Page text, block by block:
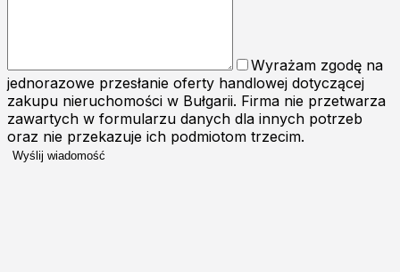
Wyrażam zgodę na
jednorazowe przesłanie oferty handlowej dotyczącej
zakupu nieruchomości w Bułgarii. Firma nie przetwarza
zawartych w formularzu danych dla innych potrzeb
oraz nie przekazuje ich podmiotom trzecim.